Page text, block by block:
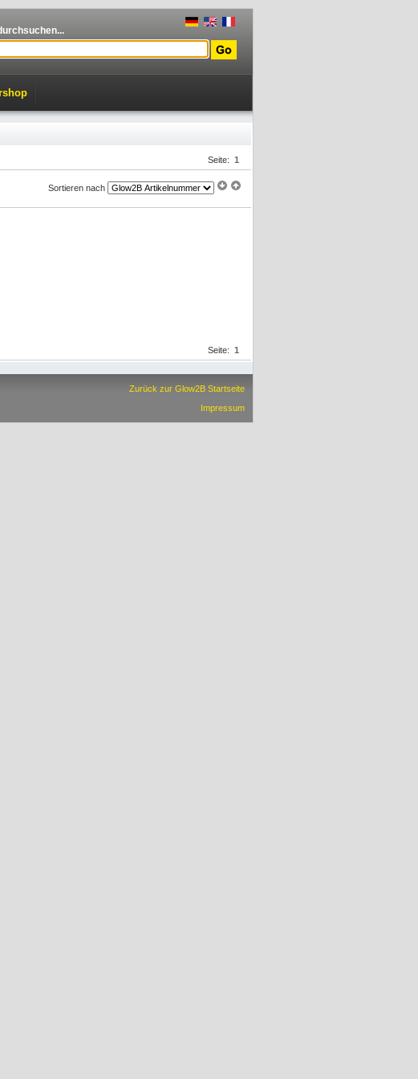
Seite: 1
Sortieren nach
Seite: 1
Zurück zur Glow2B Startseite
Impressum